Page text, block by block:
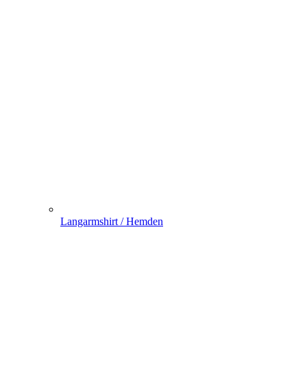
Langarmshirt / Hemden